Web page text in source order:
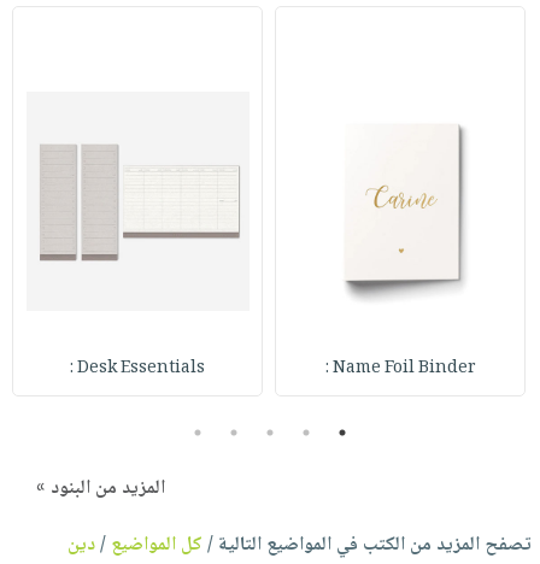
Name Foil Binder :
Desk Essentials :
1
2
3
4
5
المزيد من البنود »
تصفح المزيد من الكتب في المواضيع التالية /كل المواضيع/دين